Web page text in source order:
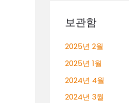
보관함
2025년 2월
2025년 1월
2024년 4월
2024년 3월